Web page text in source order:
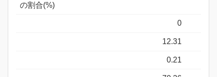
の割合(%)
0
12.31
0.21